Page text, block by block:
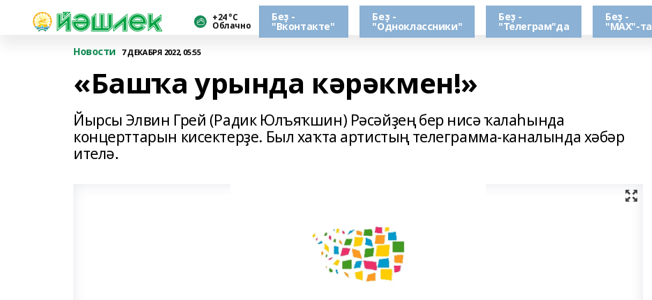
+24 °С
Облачно
Беҙ -
"Вконтакте"
Беҙ -
"Одноклассники"
Беҙ -
"Телеграм"да
Беҙ -
"МАХ"-та
Новости
7 ДЕКАБРЯ 2022, 05:55
«Башҡа урында кәрәкмен!»
Йырсы Элвин Грей (Радик Юлъяҡшин) Рәсәйҙең бер нисә ҡалаһында
концерттарын кисектерҙе. Был хаҡта артистың телеграмма-каналында хәбәр
ителә.